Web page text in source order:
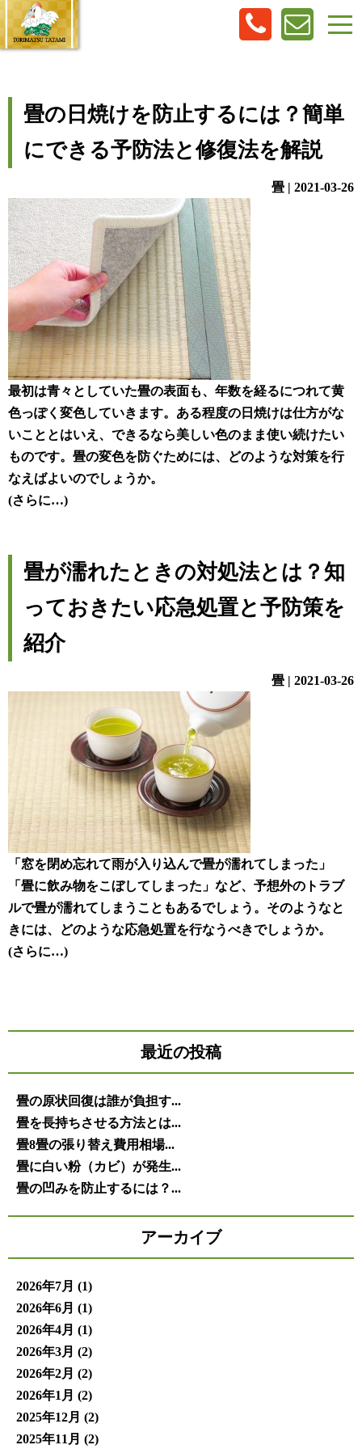
畳の日焼けを防止するには？簡単
にできる予防法と修復法を解説
畳 | 2021-03-26
最初は青々としていた畳の表面も、年数を経るにつれて黄
色っぽく変色していきます。ある程度の日焼けは仕方がな
いこととはいえ、できるなら美しい色のまま使い続けたい
ものです。畳の変色を防ぐためには、どのような対策を行
なえばよいのでしょうか。
(さらに…)
畳が濡れたときの対処法とは？知
っておきたい応急処置と予防策を
紹介
畳 | 2021-03-26
「窓を閉め忘れて雨が入り込んで畳が濡れてしまった」
「畳に飲み物をこぼしてしまった」など、予想外のトラブ
ルで畳が濡れてしまうこともあるでしょう。そのようなと
きには、どのような応急処置を行なうべきでしょうか。
(さらに…)
最近の投稿
畳の原状回復は誰が負担す...
畳を長持ちさせる方法とは...
畳8畳の張り替え費用相場...
畳に白い粉（カビ）が発生...
畳の凹みを防止するには？...
アーカイブ
2026年7月 (1)
2026年6月 (1)
2026年4月 (1)
2026年3月 (2)
2026年2月 (2)
2026年1月 (2)
2025年12月 (2)
2025年11月 (2)